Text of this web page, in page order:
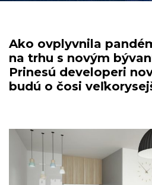
Ako ovplyvnila
na trhu s novým
Prinesú developeri
budú o čosi